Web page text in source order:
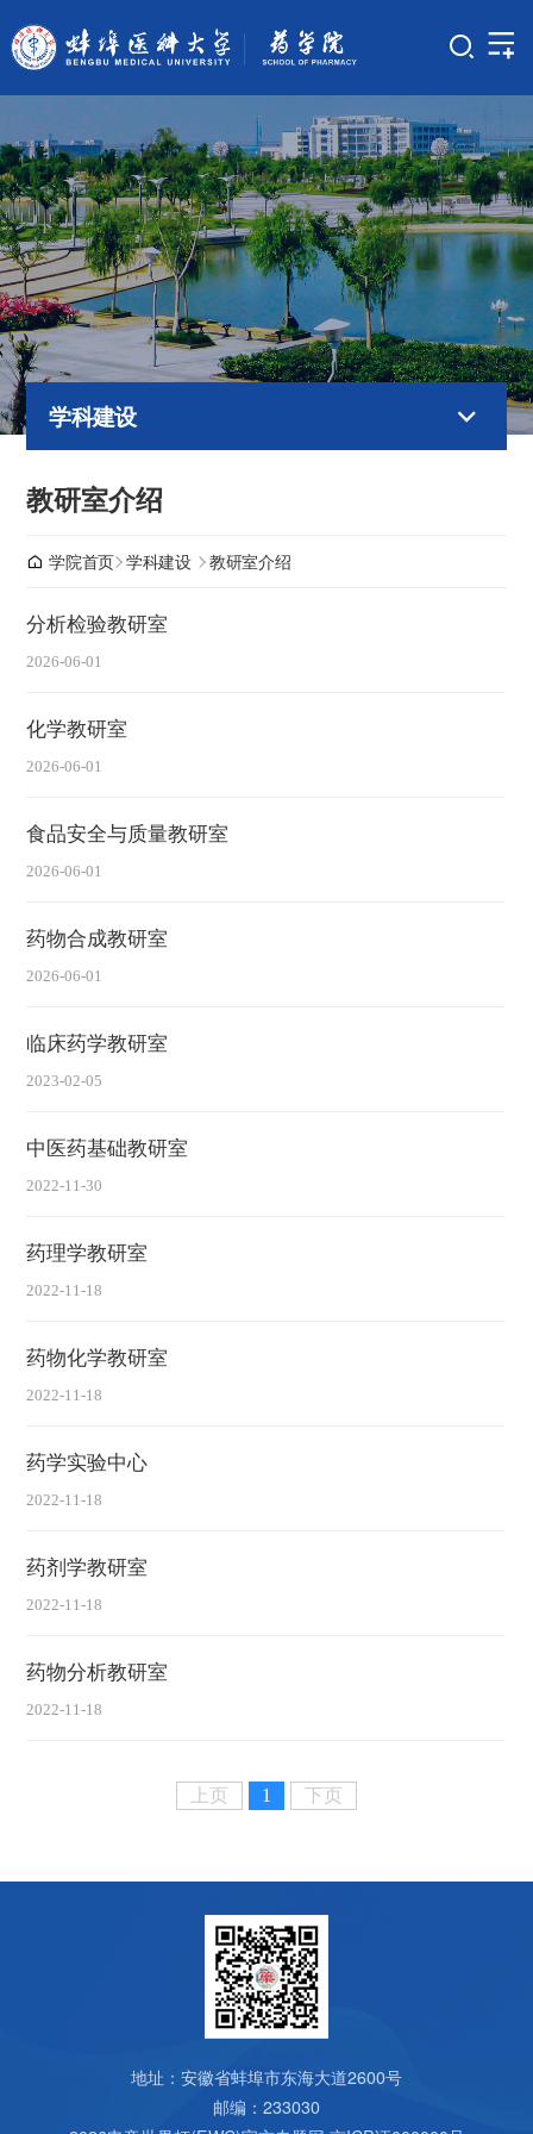
学科建设
教研室介绍
学院首页 学科建设 教研室介绍
分析检验教研室
2026-06-01
化学教研室
2026-06-01
食品安全与质量教研室
2026-06-01
药物合成教研室
2026-06-01
临床药学教研室
2023-02-05
中医药基础教研室
2022-11-30
药理学教研室
2022-11-18
药物化学教研室
2022-11-18
药学实验中心
2022-11-18
药剂学教研室
2022-11-18
药物分析教研室
2022-11-18
上页 1 下页
地址：安徽省蚌埠市东海大道2600号
邮编：233030